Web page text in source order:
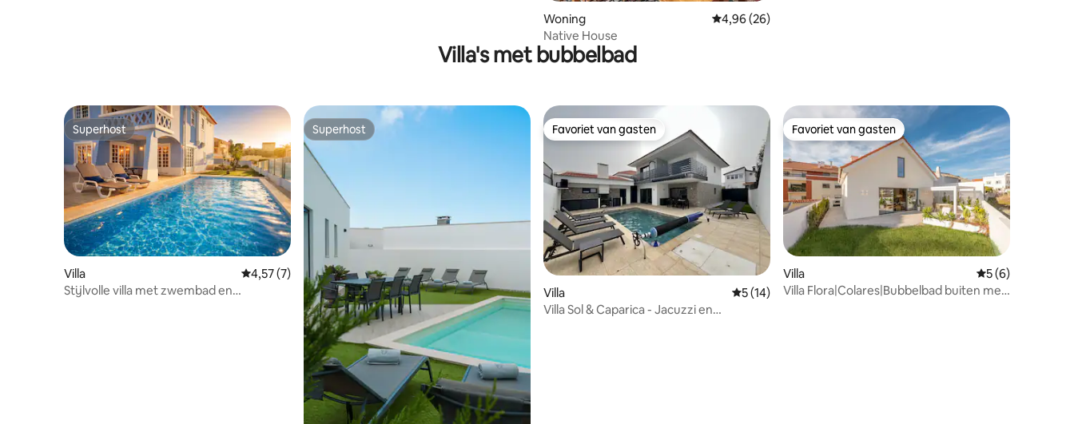
Woning Gemiddelde beoordeling van 4,96 op 5, 26 recensies
4,96 (26)
Native House
Villa's met bubbelbad
Superhost
Superhost
Villa Gemiddelde beoordeling van 4,57 op 5, 7 recensies
4,57 (7)
Stijlvolle villa met zwembad en
Superhost
Superhost Favoriet van gasten
Favoriet van gasten
Villa Gemiddelde beoordeling van 5 op 5, 14 recensies
5 (14)
Villa Sol & Caparica - Jacuzzi en
Favoriet van gasten
Favoriet van gasten
Villa Gemiddelde
5 (6)
Villa Flora|Colares|Bubbelbad buiten met